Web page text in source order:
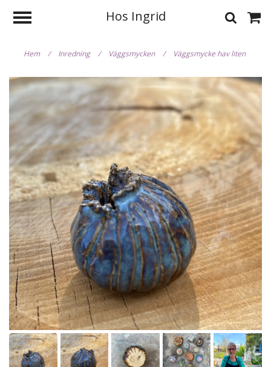
Hos Ingrid
Hem / Inredning / Väggsmycken / Väggsmycke hav liten